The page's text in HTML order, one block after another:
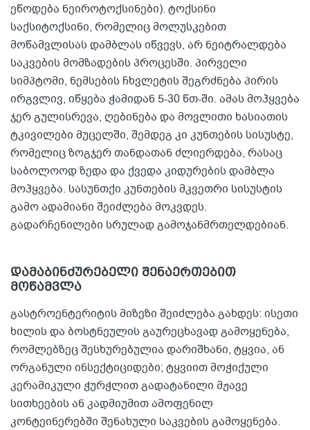
ეწოდება ნეიროტოქსინები). ტოქსინი
საქსიტოქსინი, რომელიც მოლუსკებით
მოწამვლისას დამბლას იწვევს, არ ნეიტრალდება
საკვების მომზადების პროცესში. პირველი
სიმპტომი, ნემსების ჩხვლეტის შეგრძნება პირის
ირგვლივ, იწყება ჭამიდან 5-30 წთ-ში. ამას მოჰყვება
ჯერ გულისრევა, ღებინება და მოვლითი ხასიათის
ტკივილები მუცელში, შემდეგ კი კუნთების სისუსტე,
რომელიც ზოგჯერ თანდათან ძლიერდება, რასაც
საბოლოოდ ზედა და ქვედა კიდურების დამბლა
მოჰყვება. სასუნთქი კუნთების მკვეთრი სისუსტის
გამო ადამიანი შეიძლება მოკვდეს.
გადარჩენილები სრულად გამოჯანმრთელდებიან.
დამაბინძურებელი შენაერთებით
მოწამვლა
გასტროენტერიტის მიზეზი შეიძლება გახდეს: ისეთი
ხილის და ბოსტნეულის გაურეცხავად გამოყენება,
რომლებზეც შესხურებულია დარიშხანი, ტყვია, ან
ორგანული ინსექტიციდები; ტყვიით მოჭიქული
კერამიკული ჭურჭლით გადატანილი მჟავე
სითხეების ან კადმიუმით ამოფენილ
კონტეინერებში შენახული საკვების გამოყენება.